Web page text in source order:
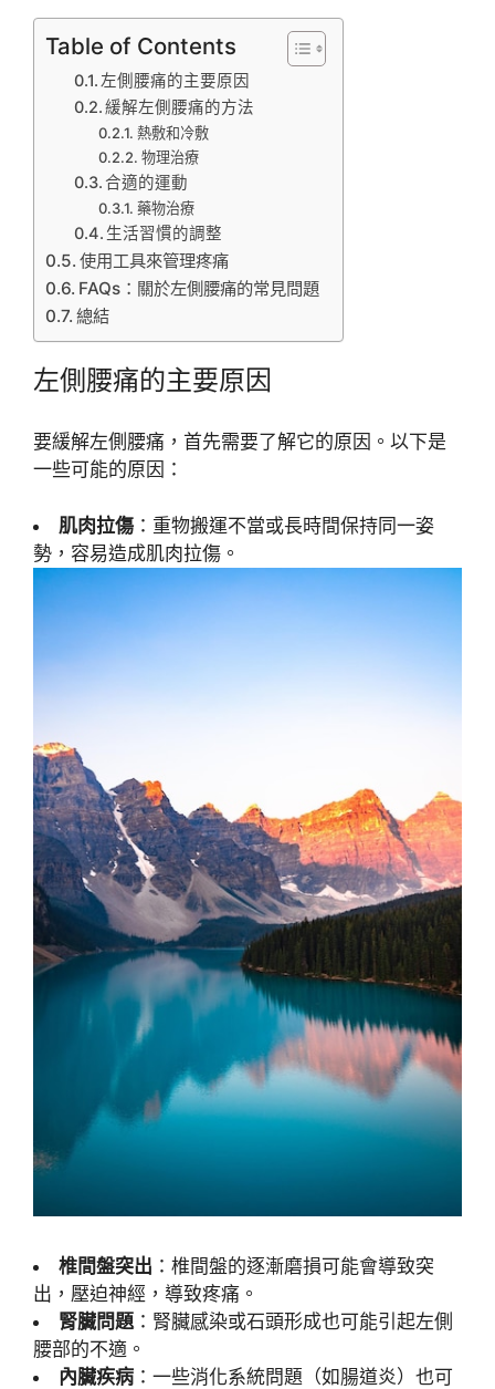
Table of Contents
左側腰痛的主要原因
緩解左側腰痛的方法
熱敷和冷敷
物理治療
合適的運動
藥物治療
生活習慣的調整
使用工具來管理疼痛
FAQs：關於左側腰痛的常見問題
總結
左側腰痛的主要原因
要緩解左側腰痛，首先需要了解它的原因。以下是
一些可能的原因：
肌肉拉傷 ：重物搬運不當或長時間保持同一姿
勢，容易造成肌肉拉傷。
椎間盤突出 ：椎間盤的逐漸磨損可能會導致突
出，壓迫神經，導致疼痛。
腎臟問題 ：腎臟感染或石頭形成也可能引起左側
腰部的不適。
內臟疾病 ：一些消化系統問題（如腸道炎）也可